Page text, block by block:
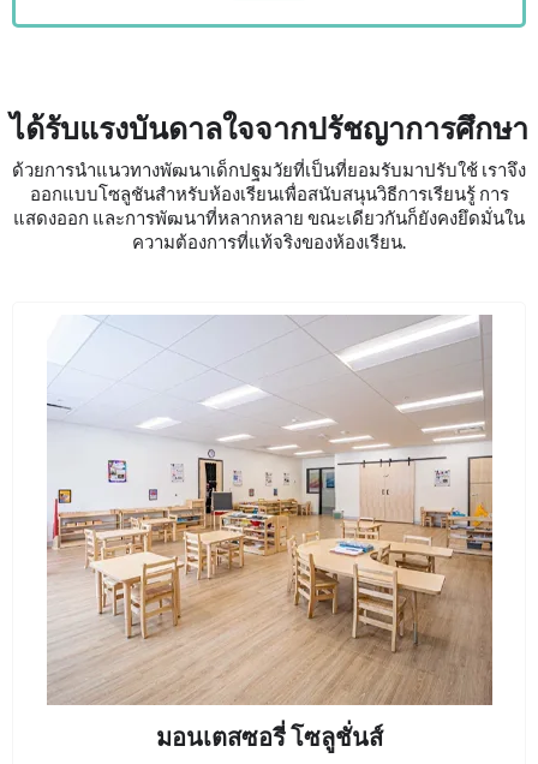
ได้รับแรงบันดาลใจจากปรัชญาการศึกษา
ด้วยการนำแนวทางพัฒนาเด็กปฐมวัยที่เป็นที่ยอมรับมาปรับใช้ เราจึง
ออกแบบโซลูชันสำหรับห้องเรียนเพื่อสนับสนุนวิธีการเรียนรู้ การ
แสดงออก และการพัฒนาที่หลากหลาย ขณะเดียวกันก็ยังคงยึดมั่นใน
ความต้องการที่แท้จริงของห้องเรียน.
มอนเตสซอรี่ โซลูชั่นส์